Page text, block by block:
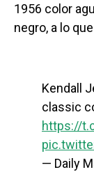
1956 color
negro, a lo
Kendall
classic
https://
— Daily